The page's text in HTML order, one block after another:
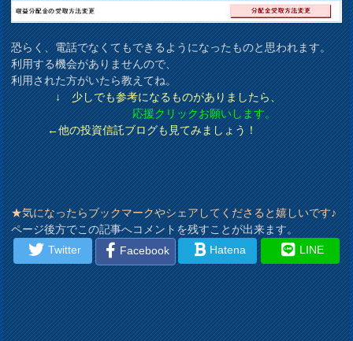
恐らく、電話でなくてもできるようになったものと思われます。
利用する機会がありませんので、
利用された方がいたら教えてね。
↓ 少しでも参考になるものがありましたら、
応援クリックお願いします。
←他の投資信託ブログも見てみましょう！
★気になったらブックマークやシェアしてくださると嬉しいです♪
ページ後方でこの記事へコメントを残すことが出来ます。
Twitter
Facebook Hatena LINE